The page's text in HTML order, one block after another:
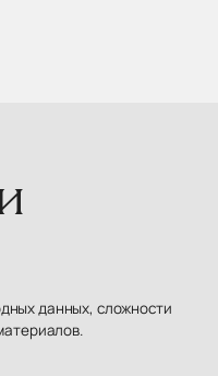
данных, сложности